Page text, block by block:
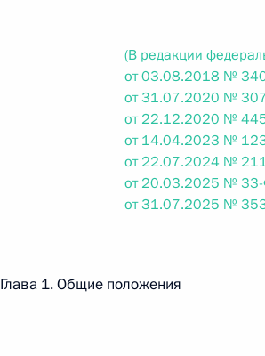
Федеральный закон от
О внесении изменений в статьи 85 и 102
кодекса Российской Федерации
26 июля 2026 года
(В редакции
от 03.08.2018 №
от 31.07.2020 №
от 22.12.2020 №
от 14.04.2023 №
от 22.07.2024 №
от 20.03.2025 №
от 31.07.2025 №
Глава 1. Общие положения